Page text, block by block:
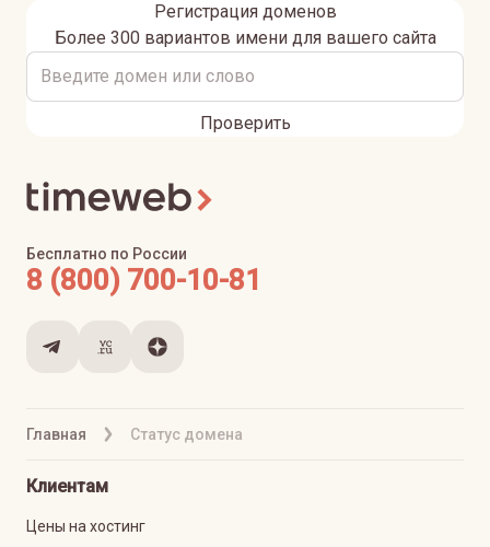
Регистрация доменов
Более 300 вариантов имени для вашего сайта
Проверить
Главная Статус домена
Бесплатно по России
8 (800) 700-10-81
Клиентам
Цены на хостинг